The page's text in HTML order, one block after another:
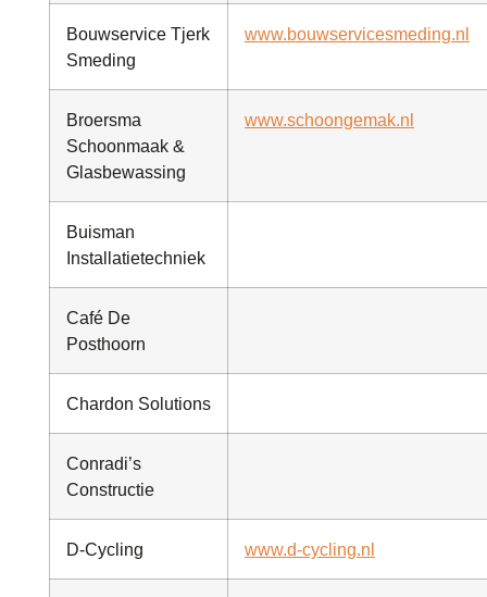
Bouwservice Tjerk
Smeding
www.bouwservicesmeding.nl
Broersma
Schoonmaak &
Glasbewassing
www.schoongemak.nl
Buisman
Installatietechniek
Café De
Posthoorn
Chardon Solutions
Conradi’s
Constructie
D-Cycling www.d-cycling.nl